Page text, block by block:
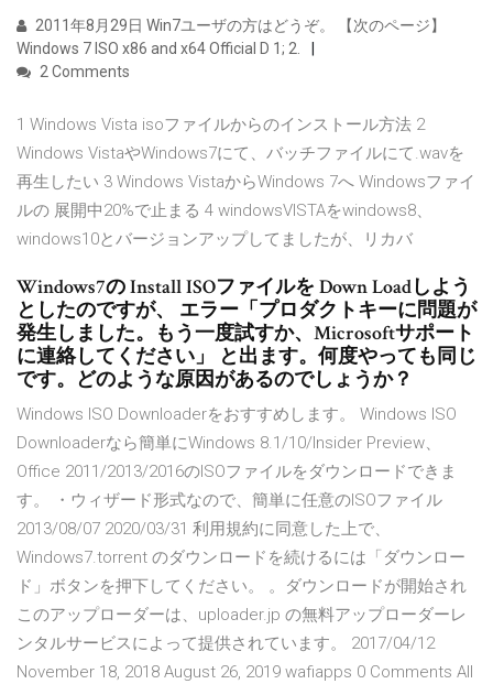
2011年8月29日 Win7ユーザの方はどうぞ。 【次のページ】
Windows 7 ISO x86 and x64 Official D 1; 2.
2 Comments
1 Windows Vista isoファイルからのインストール方法 2
Windows VistaやWindows7にて、バッチファイルにて.wavを
再生したい 3 Windows VistaからWindows 7へ Windowsファイ
ルの 展開中20%で止まる 4 windowsVISTAをwindows8、
windows10とバージョンアップしてましたが、リカバ
Windows7の Install ISOファイルを Down Loadしよう
としたのですが、 エラー「プロダクトキーに問題が
発生しました。もう一度試すか、Microsoftサポート
に連絡してください」 と出ます。何度やっても同じ
です。どのような原因があるのでしょうか？
Windows ISO Downloaderをおすすめします。 Windows ISO
Downloaderなら簡単にWindows 8.1/10/Insider Preview、
Office 2011/2013/2016のISOファイルをダウンロードできま
す。 ・ウィザード形式なので、簡単に任意のISOファイル
2013/08/07 2020/03/31 利用規約に同意した上で、
Windows7.torrent のダウンロードを続けるには「ダウンロー
ド」ボタンを押下してください。 。ダウンロードが開始され
このアップローダーは、uploader.jp の無料アップローダーレ
ンタルサービスによって提供されています。 2017/04/12
November 18, 2018 August 26, 2019 wafiapps 0 Comments All